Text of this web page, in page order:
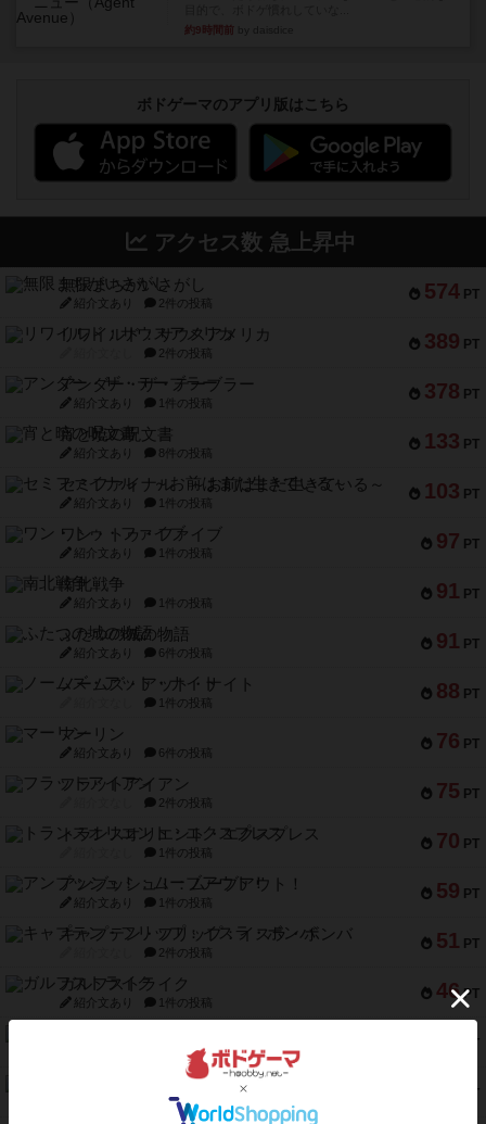
約9時間前
ボドゲーマのアプリ版はこちら
アクセス数 急上昇中
574 PT
無限まちがいさがし
紹介文あり 2件の投稿
389 PT
リワイルド：サウスアメリカ
2件の投稿
378 PT
アンダー・ザ・テーブラー
紹介文あり 1件の投稿
133 PT
宵と暁の呪文書
紹介文あり 8件の投稿
103 PT
セミファイナル ～お前はまだ生きている～
紹介文あり 1件の投稿
97 PT
ワン・トゥ・ファイブ
紹介文あり 1件の投稿
91 PT
南北戦争
紹介文あり 1件の投稿
91 PT
ふたつの城の物語
紹介文あり 6件の投稿
88 PT
ノームズ・アット・ナイト
1件の投稿
76 PT
マーリン
紹介文あり 6件の投稿
75 PT
フラットアイアン
2件の投稿
70 PT
トランスオリエント・エクスプレス
1件の投稿
59 PT
アンブッシュ！：ムーブアウト！
紹介文あり 1件の投稿
51 PT
キャプテン・フリップ：イスラ・ボンバ
2件の投稿
46 PT
ガルフストライク
紹介文あり 1件の投稿
PT
8件の投稿
PT
12件の投稿